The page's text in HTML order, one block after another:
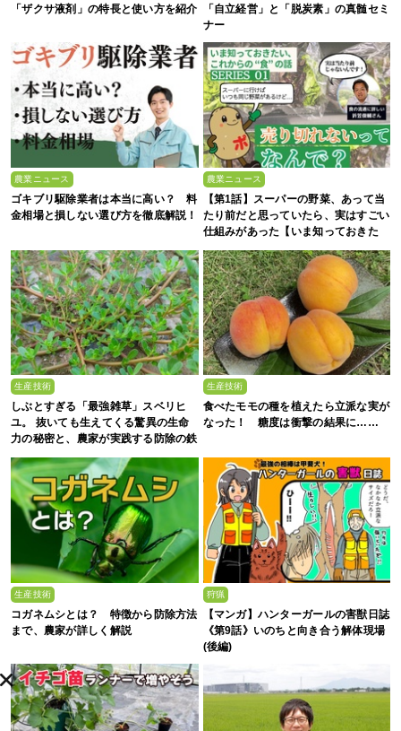
「ザクサ液剤」の特長と使い方を紹介
「自立経営」と「脱炭素」の真髄セミ
ナー
農業ニュース
ゴキブリ駆除業者は本当に高い？ 料
金相場と損しない選び方を徹底解説！
農業ニュース
【第1話】スーパーの野菜、あって当
たり前だと思っていたら、実はすごい
仕組みがあった【いま知っておきた
生産技術
しぶとすぎる「最強雑草」スベリヒ
ユ。 抜いても生えてくる驚異の生命
力の秘密と、農家が実践する防除の鉄
則
生産技術
食べたモモの種を植えたら立派な実が
なった！ 糖度は衝撃の結果に……
生産技術
コガネムシとは？ 特徴から防除方法
まで、農家が詳しく解説
狩猟
【マンガ】ハンターガールの害獣日誌
《第9話》いのちと向き合う解体現場
(後編)